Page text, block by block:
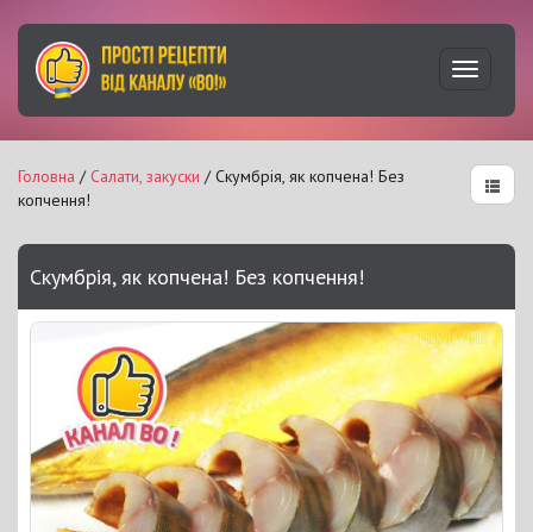
Головна / Салати, закуски / Скумбрія, як копчена! Без
копчення!
Скумбрія, як копчена! Без копчення!